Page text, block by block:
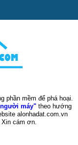
phần mềm để phá hoại.
máy"theo hướng
alonhadat.com.vn
cám ơn.